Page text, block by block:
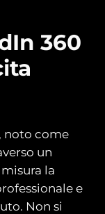
360
noto come
un
la
e
Non si